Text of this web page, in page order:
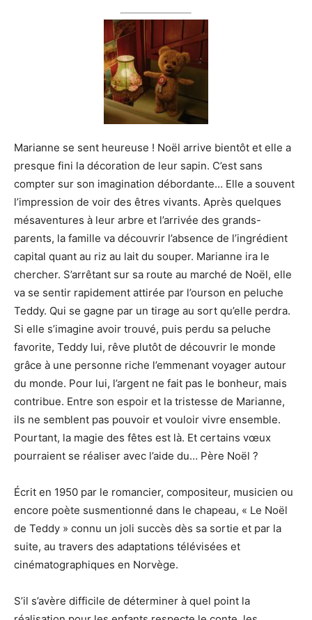
Marianne se sent heureuse ! Noël arrive bientôt et elle a
presque fini la décoration de leur sapin. C’est sans
compter sur son imagination débordante… Elle a souvent
l’impression de voir des êtres vivants. Après quelques
mésaventures à leur arbre et l’arrivée des grands-
parents, la famille va découvrir l’absence de l’ingrédient
capital quant au riz au lait du souper. Marianne ira le
chercher. S’arrêtant sur sa route au marché de Noël, elle
va se sentir rapidement attirée par l’ourson en peluche
Teddy. Qui se gagne par un tirage au sort qu’elle perdra.
Si elle s’imagine avoir trouvé, puis perdu sa peluche
favorite, Teddy lui, rêve plutôt de découvrir le monde
grâce à une personne riche l’emmenant voyager autour
du monde. Pour lui, l’argent ne fait pas le bonheur, mais
contribue. Entre son espoir et la tristesse de Marianne,
ils ne semblent pas pouvoir et vouloir vivre ensemble.
Pourtant, la magie des fêtes est là. Et certains vœux
pourraient se réaliser avec l’aide du… Père Noël ?
Écrit en 1950 par le romancier, compositeur, musicien ou
encore poète susmentionné dans le chapeau, « Le Noël
de Teddy » connu un joli succès dès sa sortie et par la
suite, au travers des adaptations télévisées et
cinématographiques en Norvège.
S’il s’avère difficile de déterminer à quel point la